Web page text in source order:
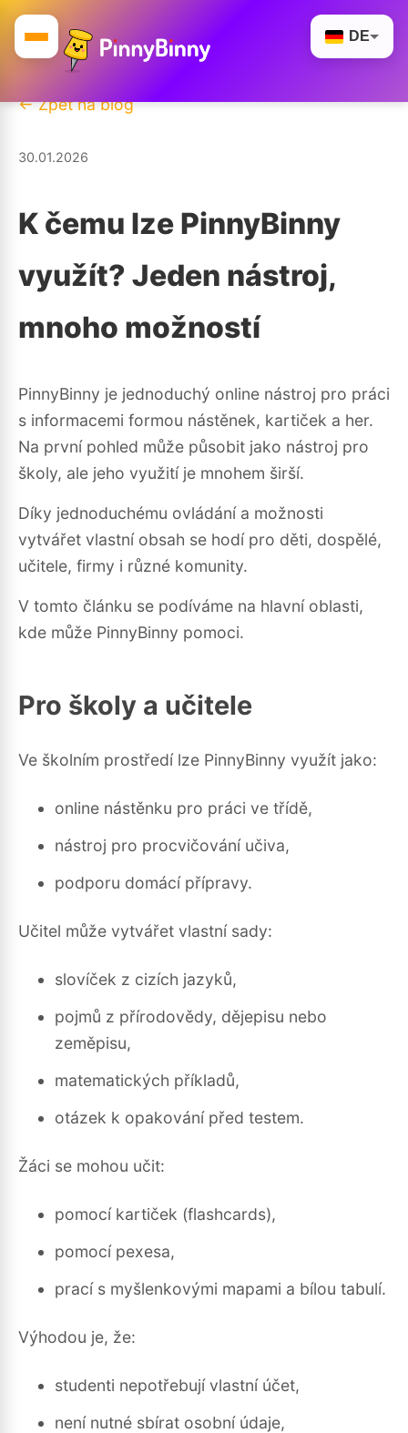
DE
← Zpět na blog
30.01.2026
K čemu lze PinnyBinny
využít? Jeden nástroj,
mnoho možností
PinnyBinny je jednoduchý online nástroj pro práci
s informacemi formou nástěnek, kartiček a her.
Na první pohled může působit jako nástroj pro
školy, ale jeho využití je mnohem širší.
Díky jednoduchému ovládání a možnosti
vytvářet vlastní obsah se hodí pro děti, dospělé,
učitele, firmy i různé komunity.
V tomto článku se podíváme na hlavní oblasti,
kde může PinnyBinny pomoci.
Pro školy a učitele
Ve školním prostředí lze PinnyBinny využít jako:
online nástěnku pro práci ve třídě,
nástroj pro procvičování učiva,
podporu domácí přípravy.
Učitel může vytvářet vlastní sady:
slovíček z cizích jazyků,
pojmů z přírodovědy, dějepisu nebo
zeměpisu,
matematických příkladů,
otázek k opakování před testem.
Žáci se mohou učit:
pomocí kartiček (flashcards),
pomocí pexesa,
prací s myšlenkovými mapami a bílou tabulí.
Výhodou je, že:
studenti nepotřebují vlastní účet,
není nutné sbírat osobní údaje,